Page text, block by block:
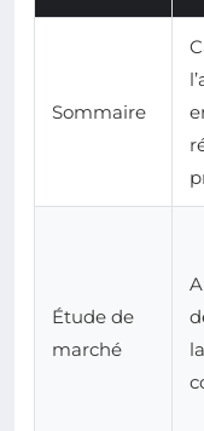
Sommaire
Étude de
marché
la